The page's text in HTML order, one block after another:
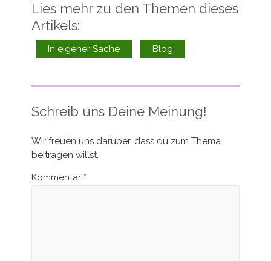
Lies mehr zu den Themen dieses
Artikels:
In eigener Sache Blog
Schreib uns Deine Meinung!
Wir freuen uns darüber, dass du zum Thema
beitragen willst.
Kommentar *